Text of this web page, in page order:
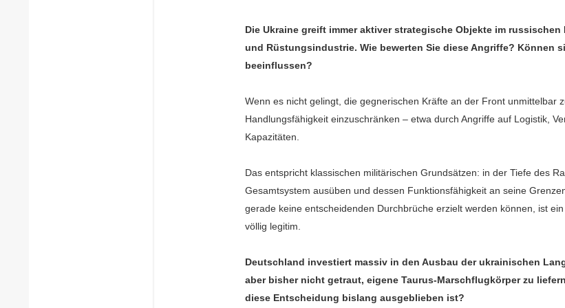
Die Ukraine greift immer aktiver strategische Objekte im
und Rüstungsindustrie. Wie bewerten Sie diese Angriffe? Können
beeinflussen?
Wenn es nicht gelingt, die gegnerischen Kräfte an der Front unmittelbar
Handlungsfähigkeit einzuschränken – etwa durch Angriffe auf Logistik,
Kapazitäten.
Das entspricht klassischen militärischen Grundsätzen: in der Tiefe des
Gesamtsystem ausüben und dessen Funktionsfähigkeit an seine
gerade keine entscheidenden Durchbrüche erzielt werden können, ist
völlig legitim.
Deutschland investiert massiv in den Ausbau der ukrainischen
aber bisher nicht getraut, eigene Taurus-Marschflugkörper zu
diese Entscheidung bislang ausgeblieben ist?